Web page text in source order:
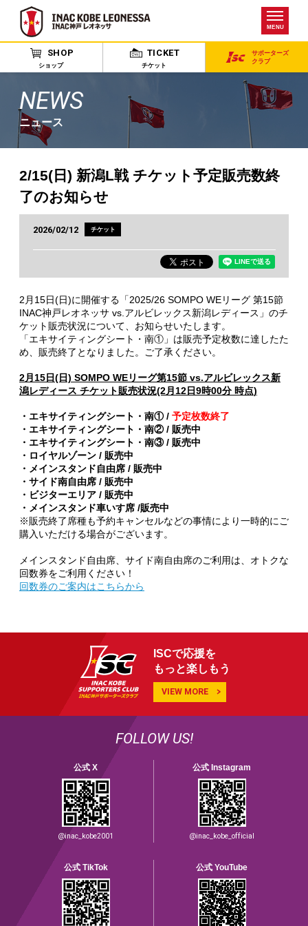
MENU
SHOP
ショップ
TICKET
チケット
サポーターズ
クラブ
NEWS
ニュース
2/15(日) 新潟L戦 チケット予定販売数終
了のお知らせ
2026/02/12 チケット
2月15日(日)に開催する「2025/26 SOMPO WEリーグ 第15節
INAC神戸レオネッサ vs.アルビレックス新潟レディース」のチ
ケット販売状況について、お知らせいたします。
「エキサイティングシート・南①」は販売予定枚数に達したた
め、販売終了となりました。ご了承ください。
2月15日(日) SOMPO WEリーグ第15節 vs.アルビレックス新
潟レディース チケット販売状況(2月12日9時00分 時点)
・エキサイティングシート・南① / 予定枚数終了
・エキサイティングシート・南② / 販売中
・エキサイティングシート・南③ / 販売中
・ロイヤルゾーン / 販売中
・メインスタンド自由席 / 販売中
・サイド南自由席 / 販売中
・ビジターエリア / 販売中
・メインスタンド車いす席 /販売中
※販売終了席種も予約キャンセルなどの事情により一時的にご
購入いただける場合がございます。
メインスタンド自由席、サイド南自由席のご利用は、オトクな
回数券をご利用ください！
回数券のご案内はこちらから
ISCで応援を
もっと楽しもう
VIEW MORE
FOLLOW US!
公式 X
@inac_kobe2001
公式 Instagram
@inac_kobe_official
公式 TikTok 公式 YouTube